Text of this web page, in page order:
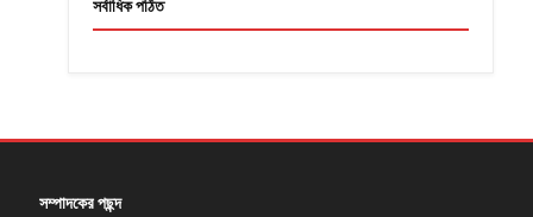
সর্বাধিক পঠিত
সম্পাদকের পছন্দ